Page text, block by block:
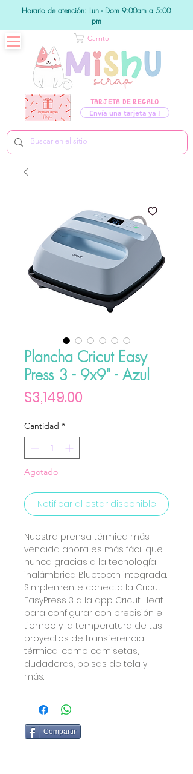
Horario de atención: Lun - Dom 9:00am a 5:00
pm
TARJETA DE REGALO
Envía una tarjeta ya !
Carrito
Plancha Cricut Easy
Press 3 - 9x9" - Azul
$3,149.00
Cantidad *
Agotado
Notificar al estar disponible
Nuestra prensa térmica más
vendida ahora es más fácil que
nunca gracias a la tecnología
inalámbrica Bluetooth integrada.
Simplemente conecta la Cricut
EasyPress 3 a la app Cricut Heat
para configurar con precisión el
tiempo y la temperatura de tus
proyectos de transferencia
térmica, como camisetas,
dudaderas, bolsas de tela y
más.
Compartir